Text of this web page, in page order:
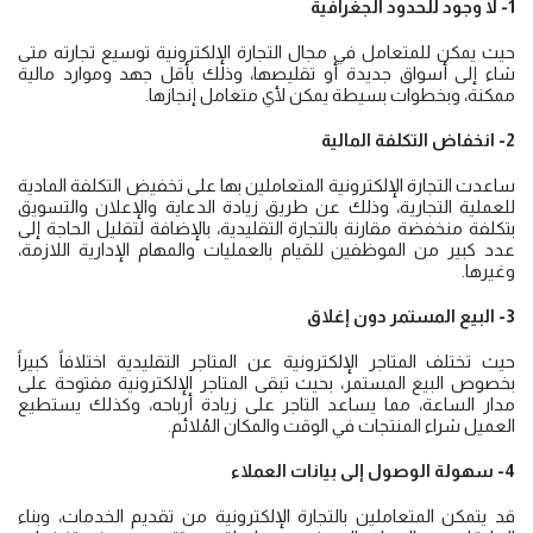
1- لا وجود للحدود الجغرافية
حيث يمكن للمتعامل في مجال التجارة الإلكترونية توسيع تجارته متى
شاء إلى أسواق جديدة أو تقليصها، وذلك بأقل جهد وموارد مالية
ممكنة، وبخطوات بسيطة يمكن لأي متعامل إنجازها.
2- انخفاض التكلفة المالية
ساعدت التجارة الإلكترونية المتعاملين بها على تخفيض التكلفة المادية
للعملية التجارية، وذلك عن طريق زيادة الدعاية والإعلان والتسويق
بتكلفة منخفضة مقارنة بالتجارة التقليدية، بالإضافة لتقليل الحاجة إلى
عدد كبير من الموظفين للقيام بالعمليات والمهام الإدارية اللازمة،
وغيرها.
3- البيع المستمر دون إغلاق
حيث تختلف المتاجر الإلكترونية عن المتاجر التقليدية اختلافاً كبيراً
بخصوص البيع المستمر، بحيث تبقى المتاجر الإلكترونية مفتوحة على
مدار الساعة، مما يساعد التاجر على زيادة أرباحه، وكذلك يستطيع
العميل شراء المنتجات في الوقت والمكان المُلائم.
4- سهولة الوصول إلى بيانات العملاء
قد يتمكن المتعاملين بالتجارة الإلكترونية من تقديم الخدمات، وبناء